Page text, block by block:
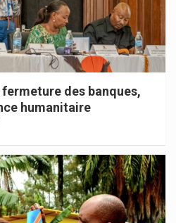
des banques,
humanitaire